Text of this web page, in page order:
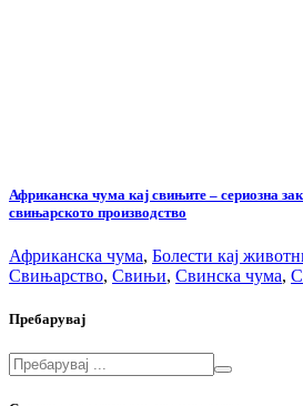
Африканска чума кај свињите – сериозна
свињарското производство
Африканска чума, Болести кај
Свињарство, Свињи, Свинска чума,
Пребарувај